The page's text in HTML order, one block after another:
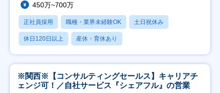
450万~700万
正社員採用 職種・業界未経験OK 土日祝休み
休日120日以上 産休・育休あり
※関西※【コンサルティングセールス】キャリアチ
ェンジ可！／自社サービス『シェアフル』の営業